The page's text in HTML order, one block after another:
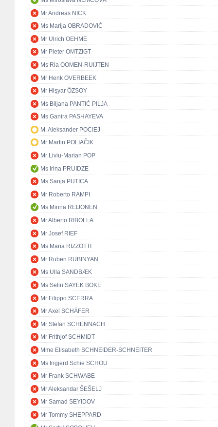
Mr Andreas NICK
Ms Marija OBRADOVIĆ
Mr Ulrich OEHME
Mr Pieter OMTZIGT
Ms Ria OOMEN-RUIJTEN
Mr Henk OVERBEEK
Mr Hişyar ÖZSOY
Ms Biljana PANTIĆ PILJA
Ms Ganira PASHAYEVA
M. Aleksander POCIEJ
Mr Martin POLIAČIK
Mr Liviu-Marian POP
Ms Irina PRUIDZE
Ms Sanja PUTICA
Mr Roberto RAMPI
Ms Minna REIJONEN
Mr Alberto RIBOLLA
Mr Josef RIEF
Ms Maria RIZZOTTI
Mr Ruben RUBINYAN
Ms Ulla SANDBÆK
Ms Selin SAYEK BÖKE
Mr Filippo SCERRA
Mr Axel SCHÄFER
Mr Stefan SCHENNACH
Mr Frithjof SCHMIDT
Mme Elisabeth SCHNEIDER-SCHNEITER
Ms Ingjerd Schie SCHOU
Mr Frank SCHWABE
Mr Aleksandar ŠEŠELJ
Mr Samad SEYIDOV
Mr Tommy SHEPPARD